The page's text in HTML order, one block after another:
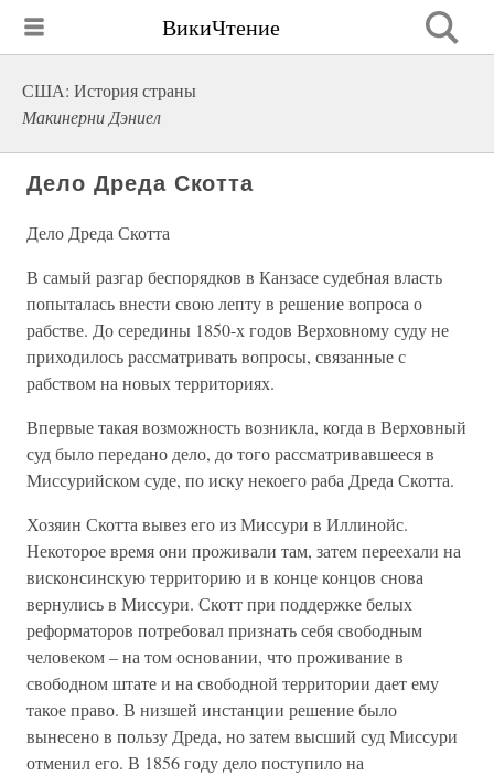
ВикиЧтение
США: История страны
Макинерни Дэниел
Дело Дреда Скотта
Дело Дреда Скотта
В самый разгар беспорядков в Канзасе судебная власть
попыталась внести свою лепту в решение вопроса о
рабстве. До середины 1850-х годов Верховному суду не
приходилось рассматривать вопросы, связанные с
рабством на новых территориях.
Впервые такая возможность возникла, когда в Верховный
суд было передано дело, до того рассматривавшееся в
Миссурийском суде, по иску некоего раба Дреда Скотта.
Хозяин Скотта вывез его из Миссури в Иллинойс.
Некоторое время они проживали там, затем переехали на
висконсинскую территорию и в конце концов снова
вернулись в Миссури. Скотт при поддержке белых
реформаторов потребовал признать себя свободным
человеком – на том основании, что проживание в
свободном штате и на свободной территории дает ему
такое право. В низшей инстанции решение было
вынесено в пользу Дреда, но затем высший суд Миссури
отменил его. В 1856 году дело поступило на